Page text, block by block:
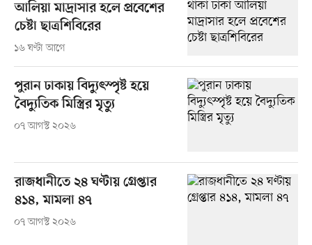
আলিয়া মাদ্রাসার হলে প্রবেশের
চেষ্টা ছাত্রশিবিরের
১৬ ঘণ্টা আগে
পুরান ঢাকায় বিদ্যুৎস্পৃষ্ট হয়ে
বৈদ্যুতিক মিস্ত্রির মৃত্যু
০৭ আগস্ট ২০২৬
রাজধানীতে ২৪ ঘণ্টায় গ্রেপ্তার
৪১৪, মামলা ৪৭
০৭ আগস্ট ২০২৬